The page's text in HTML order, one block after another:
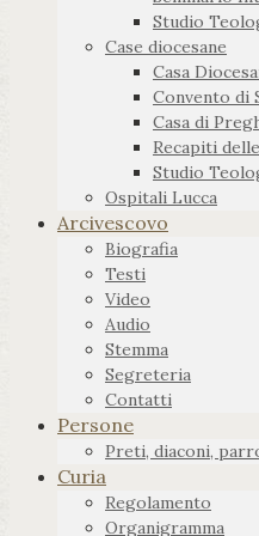
Studio
Case diocesane
Casa
Convento di
Casa di
Recapiti
Studio
Ospitali Lucca
Arcivescovo
Biografia
Testi
Video
Audio
Stemma
Segreteria
Contatti
Persone
Preti, diaconi,
Curia
Regolamento
Organigramma